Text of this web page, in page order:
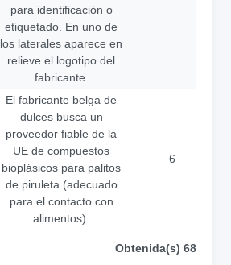
para identificación o
etiquetado. En uno de
los laterales aparece en
relieve el logotipo del
fabricante.
El fabricante belga de
dulces busca un
proveedor fiable de la
UE de compuestos
bioplásicos para palitos
de piruleta (adecuado
para el contacto con
alimentos).
6
Obtenida(s) 686